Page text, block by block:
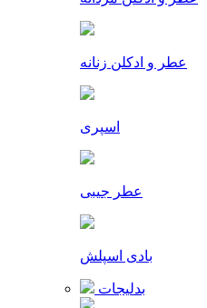
عطر و ادکلن زنانه
اسپری
عطر جیبی
بادی اسپلش
بدلیجات